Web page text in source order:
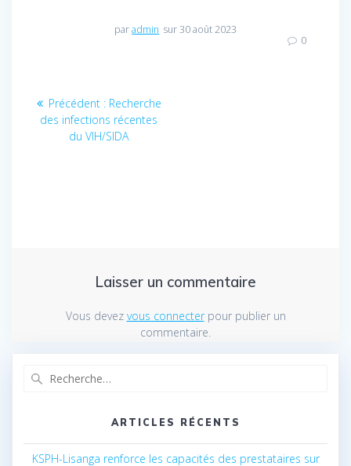
paradmin sur 30 août 2023
0
Navigation
Précédent : Article
précédent
:
Recherche
des infections récentes
du VIH/SIDA
Laisser un commentaire
Vous devez vous connecterpour publier un
commentaire.
ARTICLES RÉCENTS
KSPH-Lisanga renforce les capacités des prestataires sur